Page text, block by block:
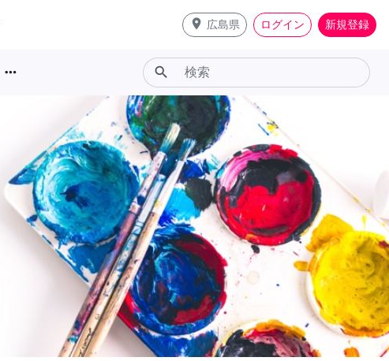
place 広島県 ログイン 新規登録
more_horiz search